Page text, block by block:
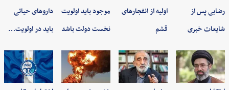
رضایی پس از
شایعات خبری
اولیه از انفجارهای
قشم
موجود باید اولویت
نخست دولت باشد
داروهای حیاتی
باید در اولویت…